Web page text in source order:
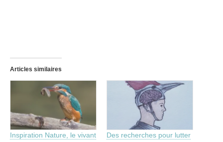
Articles similaires
Inspiration Nature, le vivant
Des recherches pour lutter